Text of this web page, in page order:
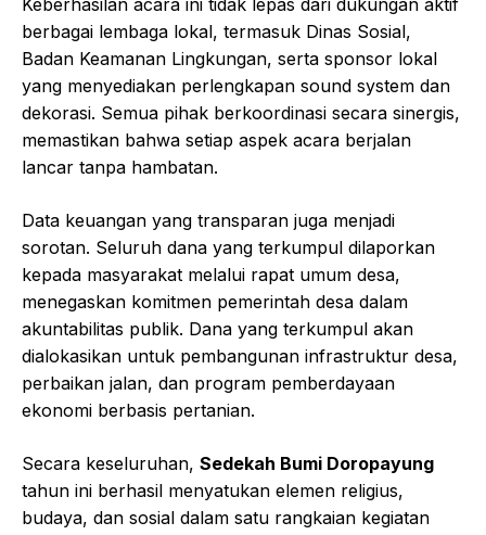
Keberhasilan acara ini tidak lepas dari dukungan aktif
berbagai lembaga lokal, termasuk Dinas Sosial,
Badan Keamanan Lingkungan, serta sponsor lokal
yang menyediakan perlengkapan sound system dan
dekorasi. Semua pihak berkoordinasi secara sinergis,
memastikan bahwa setiap aspek acara berjalan
lancar tanpa hambatan.
Data keuangan yang transparan juga menjadi
sorotan. Seluruh dana yang terkumpul dilaporkan
kepada masyarakat melalui rapat umum desa,
menegaskan komitmen pemerintah desa dalam
akuntabilitas publik. Dana yang terkumpul akan
dialokasikan untuk pembangunan infrastruktur desa,
perbaikan jalan, dan program pemberdayaan
ekonomi berbasis pertanian.
Secara keseluruhan, Sedekah Bumi Doropayung
tahun ini berhasil menyatukan elemen religius,
budaya, dan sosial dalam satu rangkaian kegiatan